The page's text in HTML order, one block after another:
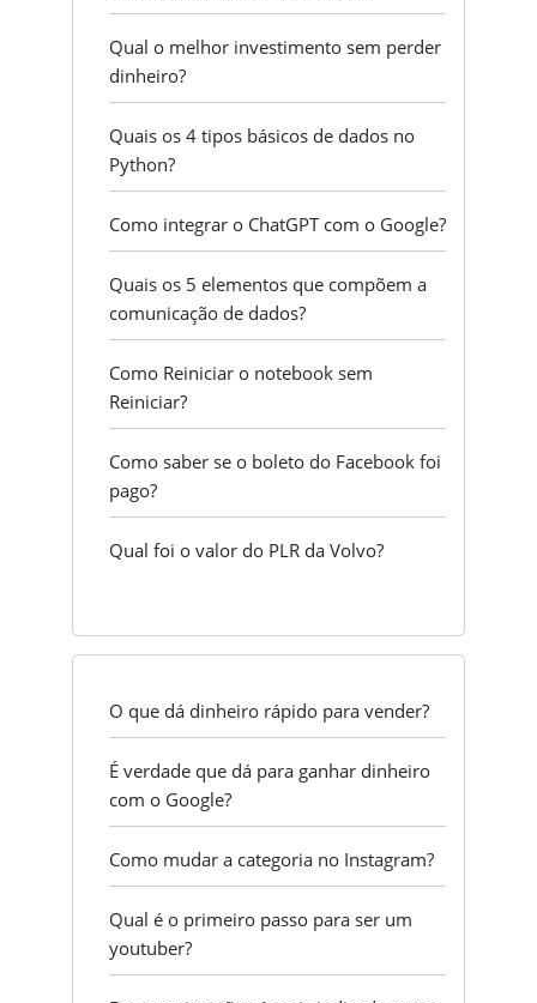
Qual o melhor investimento sem perder
dinheiro?
Quais os 4 tipos básicos de dados no
Python?
Como integrar o ChatGPT com o Google?
Quais os 5 elementos que compõem a
comunicação de dados?
Como Reiniciar o notebook sem
Reiniciar?
Como saber se o boleto do Facebook foi
pago?
Qual foi o valor do PLR da Volvo?
O que dá dinheiro rápido para vender?
É verdade que dá para ganhar dinheiro
com o Google?
Como mudar a categoria no Instagram?
Qual é o primeiro passo para ser um
youtuber?